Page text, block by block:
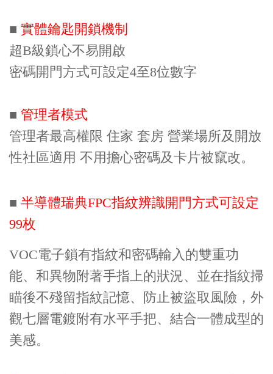
■ 實體鑰匙開鎖機制
超B級鎖心不易開啟
密碼開門方式可設定4至8位數字
■ 管理者模式
管理者最高權限 住家 套房 營業場所及開放
性社區適用 不用擔心密碼及卡片被竄改。
■ 半導體瑞典FPC指紋辨識開門方式可設定
99枚
VOC電子鎖有指紋和密碼輸入的雙重功
能、和異物附著手指上的狀況、並在指紋掃
瞄後不殘留指紋記憶、防止被盜取風險，外
觀七層電鍍附有水平手把、結合一體成型的
美感。